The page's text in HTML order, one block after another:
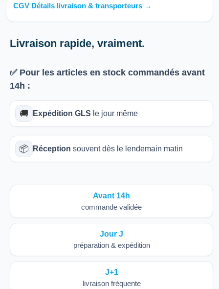
CGV Détails livraison & transporteurs →
Livraison rapide, vraiment.
✅ Pour les articles en stock commandés avant
14h :
🚚 Expédition GLS le jour même
📦 Réception souvent dès le lendemain matin
Avant 14h
commande validée
Jour J
préparation & expédition
J+1
livraison fréquente